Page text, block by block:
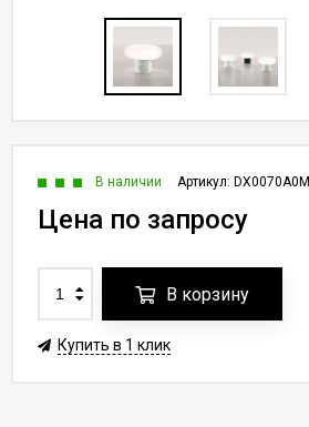
Артикул: DX0070A0M
В наличии
Цена по запросу
В корзину
Купить в 1 клик